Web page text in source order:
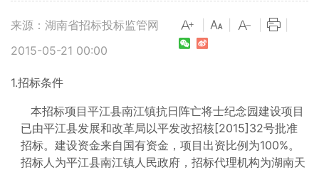
来源：湖南省招标投标监管网
2015-05-21 00:00
1.招标条件
本招标项目平江县南江镇抗日阵亡将士纪念园建设项目
已由平江县发展和改革局以平发改招核[2015]32号批准
招标。建设资金来自国有资金，项目出资比例为100%。
招标人为平江县南江镇人民政府，招标代理机构为湖南天